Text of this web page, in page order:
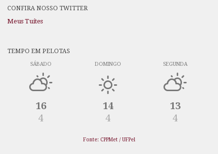
CONFIRA NOSSO TWITTER
Meus Tuítes
TEMPO EM PELOTAS
SÁBADO
16
4
DOMINGO
14
4
SEGUNDA
13
4
Fonte: CPPMet / UFPel